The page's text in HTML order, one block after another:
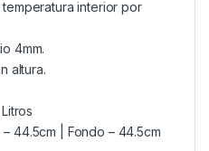
interior por
4mm.
altura.
44.5cm | Fondo – 44.5cm